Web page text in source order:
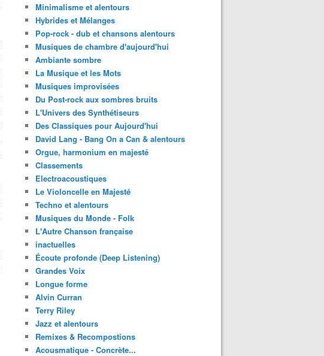
Minimalisme et alentours
Hybrides et Mélanges
Pop-rock - dub et chansons alentours
Musiques de chambre d'aujourd'hui
Ambiante sombre
La Musique et les Mots
Musiques improvisées
Du Post-rock aux sombres bruits
L'Univers des Synthétiseurs
Des Classiques pour Aujourd'hui
David Lang - Bang On a Can & alentours
Orgue, harmonium en majesté
Classements
Electroacoustiques
Le Violoncelle en Majesté
Techno et alentours
Musiques du Monde - Folk
L'Autre Chanson française
inactuelles
Écoute profonde (Deep Listening)
Grandes Voix
Longue forme
Alvin Curran
Terry Riley
Jazz et alentours
Remixes & Recompostions
Acousmatique - Concrète...